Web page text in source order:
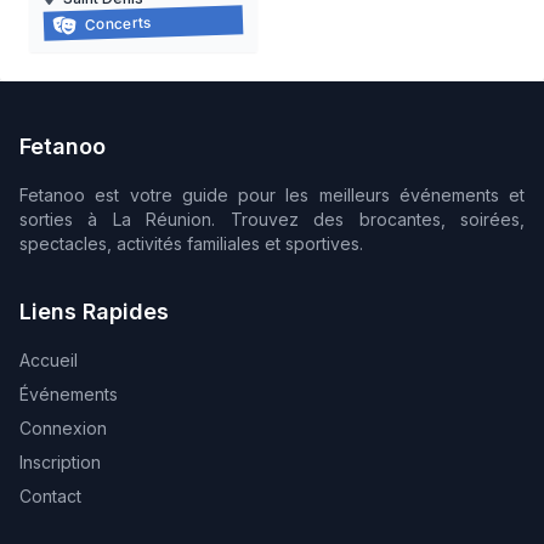
Yannick noah
28/10/2026 au
Concerts
Fetanoo
Fetanoo est votre guide pour les meilleurs événements et
sorties à La Réunion. Trouvez des brocantes, soirées,
spectacles, activités familiales et sportives.
Liens Rapides
Accueil
Événements
Connexion
Inscription
Contact